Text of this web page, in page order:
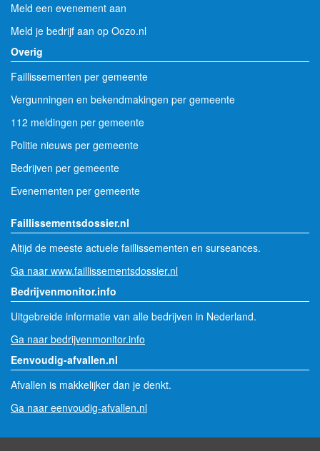
Meld een evenement aan
Meld je bedrijf aan op Oozo.nl
Overig
Faillissementen per gemeente
Vergunningen en bekendmakingen per gemeente
112 meldingen per gemeente
Politie nieuws per gemeente
Bedrijven per gemeente
Evenementen per gemeente
Faillissementsdossier.nl
Altijd de meeste actuele faillissementen en surseances.
Ga naar www.faillissementsdossier.nl
Bedrijvenmonitor.info
Uitgebreide informatie van alle bedrijven in Nederland.
Ga naar bedrijvenmonitor.info
Eenvoudig-afvallen.nl
Afvallen is makkelijker dan je denkt.
Ga naar eenvoudig-afvallen.nl